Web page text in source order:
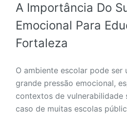
A Importância Do
Emocional Para
Fortaleza
O ambiente escolar pode ser
grande pressão emocional,
contextos de vulnerabilidade
caso de muitas escolas